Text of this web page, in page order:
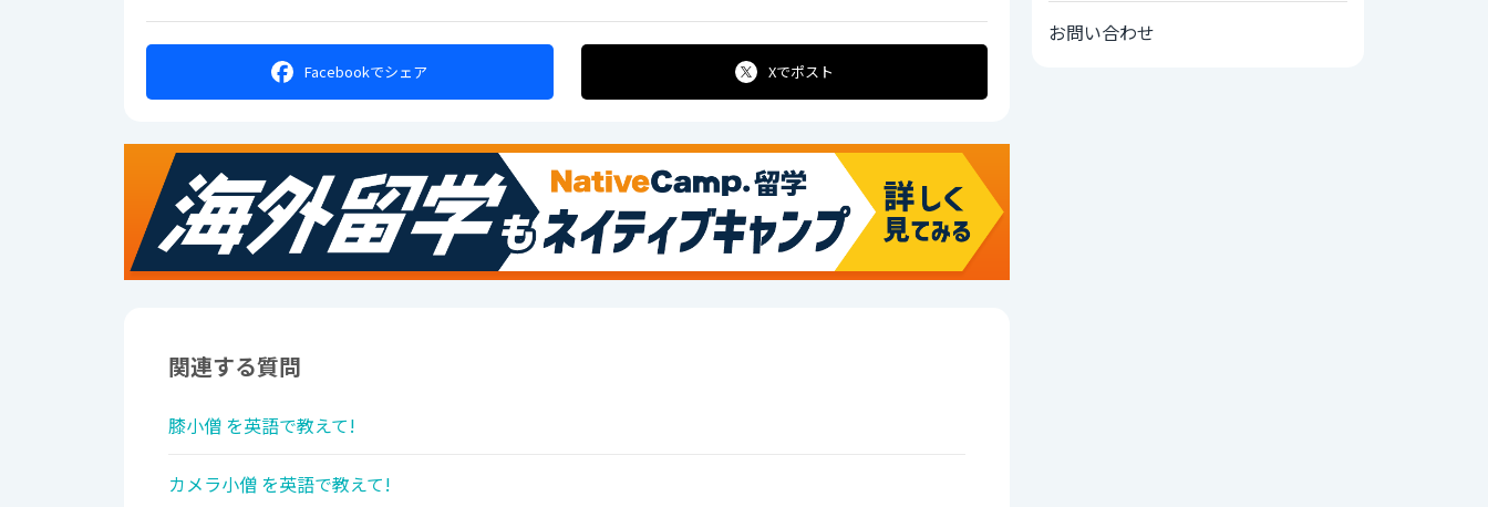
Facebookでシェア Xでポスト
関連する質問
膝小僧 を英語で教えて!
カメラ小僧 を英語で教えて!
お問い合わせ